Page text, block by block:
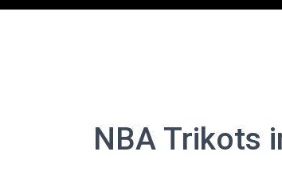
NBA Trikots